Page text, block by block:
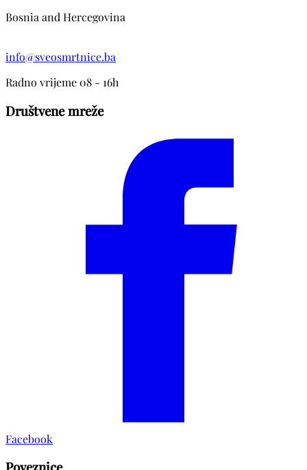
Bosnia and Hercegovina
info@sveosmrtnice.ba
Radno vrijeme 08 - 16h
Društvene mreže
Facebook